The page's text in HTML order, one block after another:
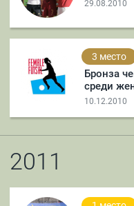
29.08.2010
3 место
Бронза
среди
10.12.2010
2011